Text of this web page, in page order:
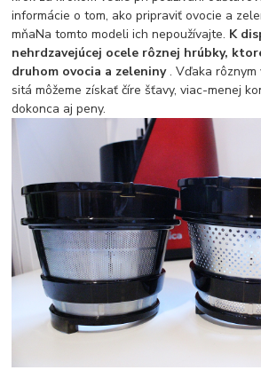
informácie o tom, ako pripraviť ovocie a
mňaNa tomto modeli ich nepoužívajte. K
nehrdzavejúcej ocele rôznej hrúbky,
druhom ovocia a zeleniny. Vďaka
sitá môžeme získať číre šťavy, viac-menej
dokonca aj peny.